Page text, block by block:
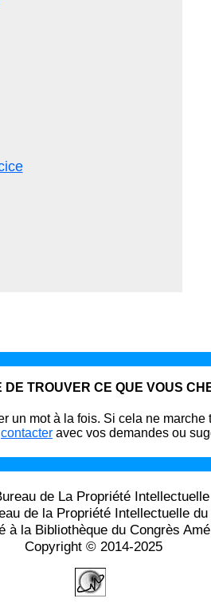
DE TROUVER CE QUE VOUS
un mot à la fois. Si cela ne marche
contacter avec vos demandes ou
de La Propriété
de la Propriété Intellectuelle
à la Bibliothèque du Congrès
Copyright © 2014-2025